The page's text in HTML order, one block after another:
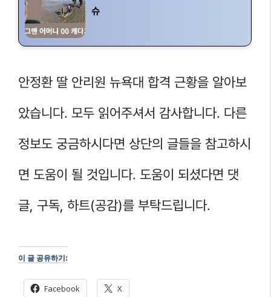
슈
안정환 딸 안리원 뉴욕대 합격 근황을 알아보
았습니다. 모두 읽어주셔서 감사합니다. 다른
정보도 궁금하시다면 상단의 글들을 참고하시
면 도움이 될 것입니다. 도움이 되셨다면 댓
글, 구독, 하트(공감)를 부탁드립니다.
이 글 공유하기:
Facebook X